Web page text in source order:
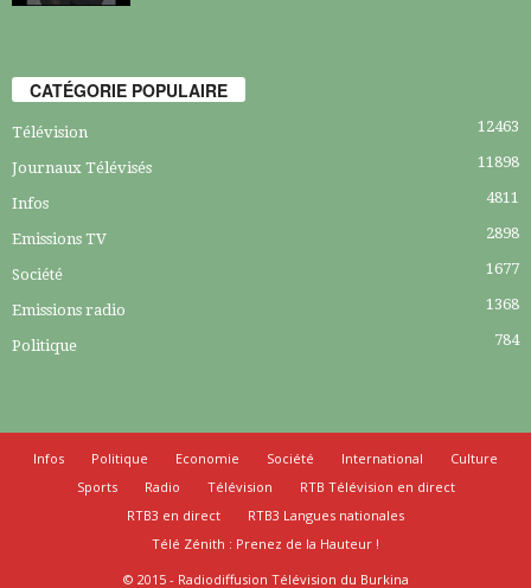
CATÉGORIE POPULAIRE
Télévision 12463
Journaux Télévisés 11898
Infos 4811
Emissions TV 2898
Société 1677
Emissions radio 1368
Politique 784
Infos Politique Economie Société International
Culture
Sports
Radio Télévision
RTB Télévision en direct
RTB3 en direct
RTB3 Langues nationales
Télé Zénith : Prenez de la Hauteur !
© 2015 - Radiodiffusion Télévision du Burkina